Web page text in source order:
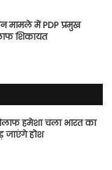
मामले में PDP प्रमुख
शिकायत
हमेशा चला भारत का
होश